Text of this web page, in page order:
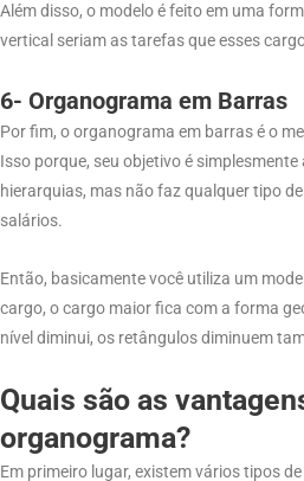
Além disso, o modelo é feito em uma
vertical seriam as tarefas que esses
6- Organograma em Barras
Por fim, o organograma em barras é o
Isso porque, seu objetivo é
hierarquias, mas não faz qualquer tipo
salários.
Então, basicamente você utiliza um
cargo, o cargo maior fica com a forma
nível diminui, os retângulos diminuem
Quais são as
organograma?
Em primeiro lugar, existem vários tipos